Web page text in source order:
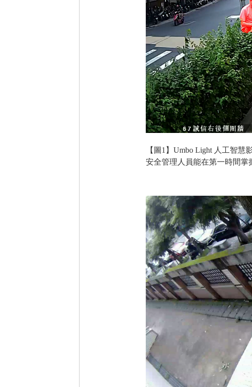
【圖1】Umbo Light 人工智
安全管理人員能在第一時間掌